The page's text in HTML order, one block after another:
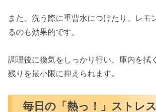
また、洗う際に重曹水につけたり、レモ
るのも効果的です。
調理後に換気をしっかり行い、庫内を拭
残りを最小限に抑えられます。
毎日の「熱っ！」ストレ